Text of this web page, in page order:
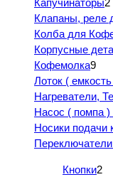
Капучинаторы2
Клапаны, реле
Колба для
Корпусные
Кофемолка9
Лоток (
Нагреватели,
Насос ( помпа
Носики подачи
Кнопки2